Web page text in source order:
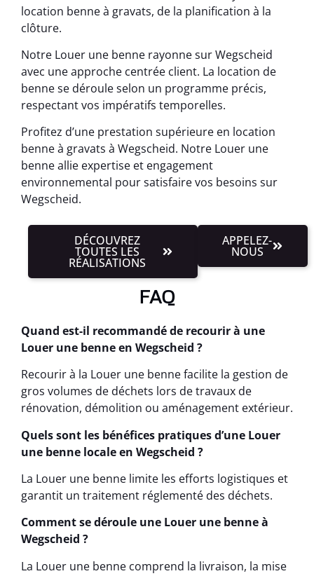
location benne à gravats, de la planification à la
clôture.
Notre Louer une benne rayonne sur Wegscheid
avec une approche centrée client. La location de
benne se déroule selon un programme précis,
respectant vos impératifs temporelles.
Profitez d’une prestation supérieure en location
benne à gravats à Wegscheid. Notre Louer une
benne allie expertise et engagement
environnemental pour satisfaire vos besoins sur
Wegscheid.
DÉCOUVREZ
TOUTES LES
RÉALISATIONS
APPELEZ-
NOUS
FAQ
Quand est-il recommandé de recourir à une
Louer une benne en Wegscheid ?
Recourir à la Louer une benne facilite la gestion de
gros volumes de déchets lors de travaux de
rénovation, démolition ou aménagement extérieur.
Quels sont les bénéfices pratiques d’une Louer
une benne locale en Wegscheid ?
La Louer une benne limite les efforts logistiques et
garantit un traitement réglementé des déchets.
Comment se déroule une Louer une benne à
Wegscheid ?
La Louer une benne comprend la livraison, la mise